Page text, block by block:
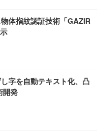
体指紋認証技術「GAZIR
字を自動テキスト化、凸
開発